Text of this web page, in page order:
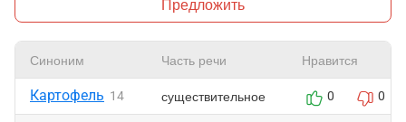
Синоним Часть речи Нравится
Картофель 14 существительное 0 0